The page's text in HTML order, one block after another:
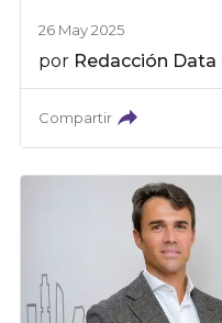
26 May 2025
por Redacción
Compartir